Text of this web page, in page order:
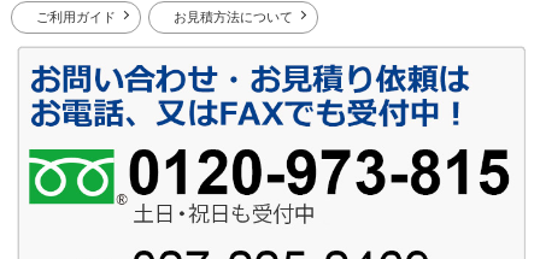
ご利用ガイド お見積方法について